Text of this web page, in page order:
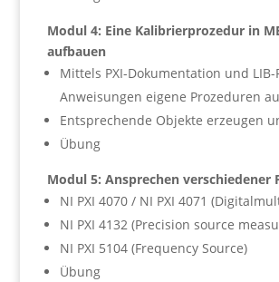
Modul 4: Eine Kalibrierprozedur in
aufbauen
Mittels PXI-Dokumentation und LIB-
Anweisungen eigene Prozeduren
Entsprechende Objekte erzeugen
Übung
Modul 5: Ansprechen verschiedener
NI PXI 4070 / NI PXI 4071
NI PXI 4132 (Precision source
NI PXI 5104 (Frequency Source)
Übung